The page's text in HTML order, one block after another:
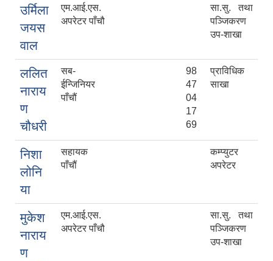
उर्मिला
जयस
वाल
एम.आई.एस.
अपरेटर पाँचौ
सा.सु. तथा
पञ्जिकरण
उप-शाखा
ललित
नाराय
ण
चौधरी
सब-
ईन्जिनियर
पाँचौं
98
47
04
17
69
प्राविधिक
साखा
निशा
लोनि
या
सहायक
पाँचौं
कम्प्युटर
अपरेटर
मुकेश
नाराय
ण
एम.आई.एस.
अपरेटर पाँचौ
सा.सु. तथा
पञ्जिकरण
उप-शाखा